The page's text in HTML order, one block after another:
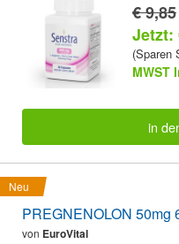
€ 9,85
Jetzt:
(Sparen
MWST
in
Neu
PREGNENOLON 50mg
von EuroVital